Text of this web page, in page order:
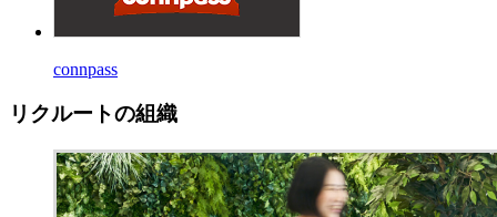
connpass
リクルートの組織